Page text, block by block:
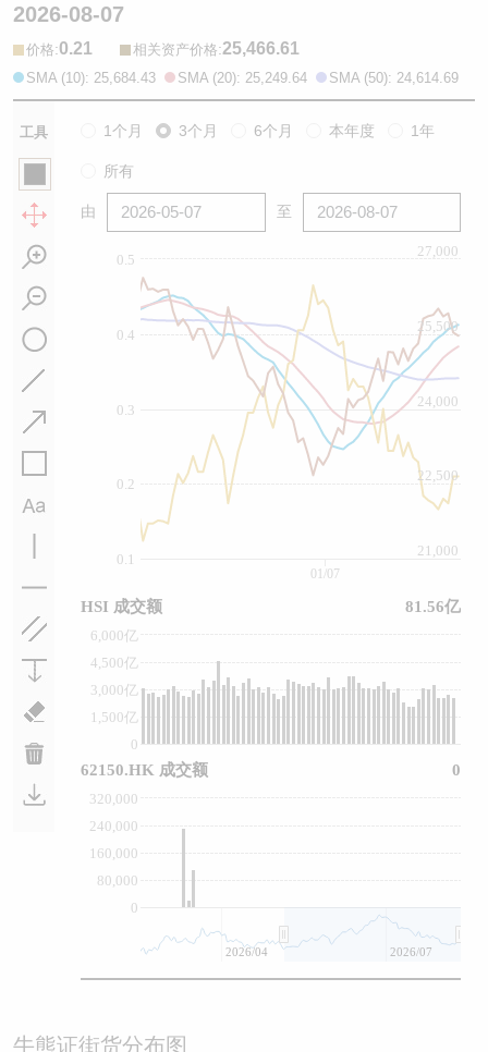
2026-08-07
价格:0.21 相关资产价格:25,466.61
SMA (10): 25,684.43 SMA (20): 25,249.64 SMA (50): 24,614.69
工具 1个月 3个月 6个月 本年度 1年
所有
由 至
0.3
0.1
0.2
0.4
0.5
24,000
21,000
22,500
25,500
27,000
0
1,500亿
3,000亿
4,500亿
6,000亿
0
80,000
160,000
240,000
320,000
01/07
2026/04 2026/07
HSI 成交额 81.56亿
62150.HK 成交额 0
牛熊证街货分布图